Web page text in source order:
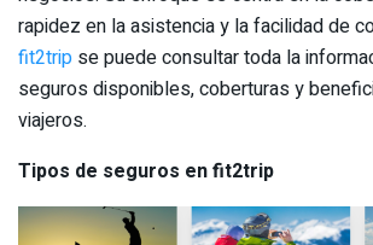
rapidez en la asistencia y la facilidad de
fit2trip se puede consultar toda la
seguros disponibles, coberturas y
viajeros.
Tipos de seguros en fit2trip